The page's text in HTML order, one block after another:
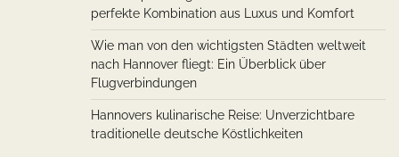
perfekte Kombination aus Luxus und Komfort
Wie man von den wichtigsten Städten weltweit
nach Hannover fliegt: Ein Überblick über
Flugverbindungen
Hannovers kulinarische Reise: Unverzichtbare
traditionelle deutsche Köstlichkeiten